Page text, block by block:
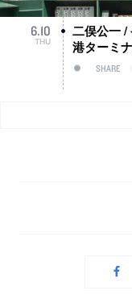
6.10
THU
二俣公一 /
港ターミ
SHARE